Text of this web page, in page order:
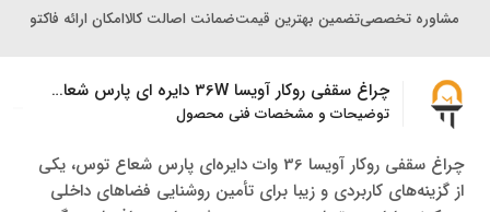
مشاوره تخصصیتضمین بهترین قیمتضمانت اصالت کالاامکان ارائه فاکتور
چراغ سقفی روکار آویسا 36W دایره ای پارس شعاع توس
توضیحات و مشخصات فنی محصول
چراغ سقفی روکار آویسا 36 وات دایره‌ای پارس شعاع توس، یکی
از گزینه‌های کاربردی و زیبا برای تأمین روشنایی فضاهای داخلی